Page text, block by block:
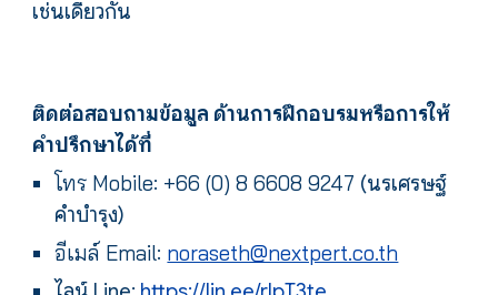
เช่นเดียวกัน
ติดต่อสอบถามข้อมูล ด้านการฝึกอบรมหรือการให้
คำปรึกษาได้ที่
โทร Mobile: +66 (0) 8 6608 9247 (นรเศรษฐ์
คำบำรุง)
อีเมล์ Email: noraseth@nextpert.co.th